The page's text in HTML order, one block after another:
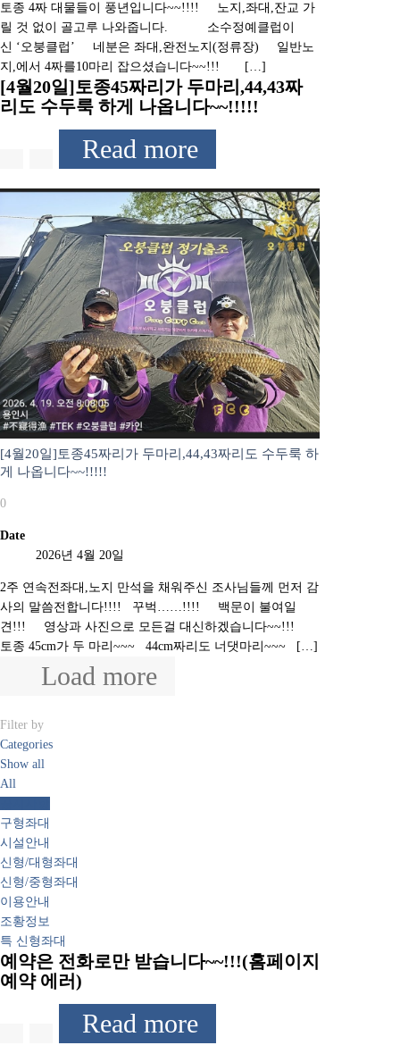
토종 4짜 대물들이 풍년입니다~~!!!! 노지,좌대,잔교 가
릴 것 없이 골고루 나와줍니다. 소수정예클럽이
신 ‘오붕클럽’ 네분은 좌대,완전노지(정류장) 일반노
지,에서 4짜를10마리 잡으셨습니다~~!!! […]
[4월20일]토종45짜리가 두마리,44,43짜
리도 수두룩 하게 나옵니다~~!!!!!
Read more
[4월20일]토종45짜리가 두마리,44,43짜리도 수두룩 하
게 나옵니다~~!!!!!
0
Date
2026년 4월 20일
2주 연속전좌대,노지 만석을 채워주신 조사님들께 먼저 감
사의 말씀전합니다!!!! 꾸벅……!!!! 백문이 불여일
견!!! 영상과 사진으로 모든걸 대신하겠습니다~~!!!
토종 45cm가 두 마리~~~ 44cm짜리도 너댓마리~~~ […]
Load more
Filter by
Categories
Show all
All
구형좌대
시설안내
신형/대형좌대
신형/중형좌대
이용안내
조황정보
특 신형좌대
예약은 전화로만 받습니다~~!!!(홈페이지
예약 에러)
Read more